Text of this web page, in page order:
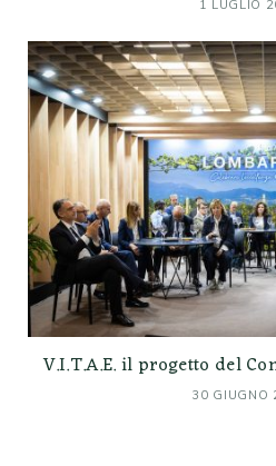
1 LUGLIO
V.I.T.A.E. il progetto del
30 GIUGNO